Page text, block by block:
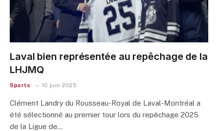
Laval bien représentée au repêchage de la
LHJMQ
Sports 10 juin 2025
Clément Landry du Rousseau-Royal de Laval-Montréal a
été sélectionné au premier tour lors du repêchage 2025
de la Ligue de…